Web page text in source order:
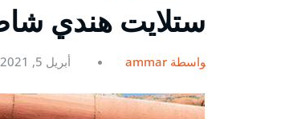
ستلايت هندي
بواسطة ammar أبريل 5, 2021